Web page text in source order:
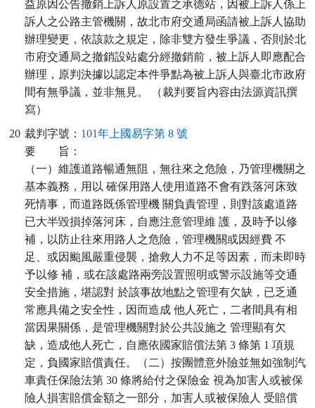
益原因公告撤銷上訴人原設置之承德站，因被上訴人係上
訴人之公路主管機關，故北市府交通局函請被上訴人協助
辦理變更，依該款之規定，除非雙方發生爭議，否則於北
市府交通局之撤銷設站處分經撤銷前，被上訴人即應配合
辦理，原判決據以認定本件爭點為被上訴人與臺北市政府
間有無爭議，並非無見。 （裁判要旨內容由法源資訊撰
寫）
20 裁判字號： 101年上國易字第 8 號
要
旨：
（一）維護道路暢通無阻，無往來之危險，乃管理機關之
基本義務，用以 確保用路人使用道路不會有跌落河床致
死情事，而道路既係管理機 關負責管理，則對該處道路
已大半毀損掉落河床，自應注意管理維 護，及時予以修
補，以防止往來用路人之危險，管理機關或因經費 不
足、或因颱風嚴重侵襲，搶救人力不足等因素，而未即時
予以修 補，或在該處路兩旁設置照明或警示設施等交通
安全措施，堪認對 於該事故地點之管理有欠缺，已乏通
常應具備之安全性，因而造成 他人死亡，二者間具有相
當因果關係，是管理機關對於公共設施之 管理顯有欠
缺，造成他人死亡，自應依國家賠償法第 3 條第 1 項規
定，負國家賠償責任。（二）按團體意外險並無如強制汽
車責任保險法第 30 條將給付之保險金 視為加害人或被保
險人損害賠償金額之一部分，加害人或被保險人 受賠償